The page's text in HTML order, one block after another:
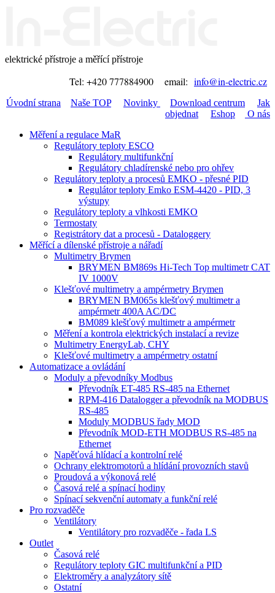
elektrické přístroje a měřící přístroje
Tel: +420 777884900 email: info@in-electric.cz
Úvodní strana Naše TOP Novinky Download centrum
Jak
objednat
Eshop
O nás
Měření a regulace MaR
Regulátory teploty ESCO
Regulátory multifunkční
Regulátory chladírenské nebo pro ohřev
Regulátory teploty a procesů EMKO - přesné PID
Regulátor teploty Emko ESM-4420 - PID, 3
výstupy
Regulátory teploty a vlhkosti EMKO
Termostaty
Registrátory dat a procesů - Dataloggery
Měřící a dílenské přístroje a nářadí
Multimetry Brymen
BRYMEN BM869s Hi-Tech Top multimetr CAT
IV 1000V
Klešťové multimetry a ampérmetry Brymen
BRYMEN BM065s klešťový multimetr a
ampérmetr 400A AC/DC
BM089 klešťový multimetr a ampérmetr
Měření a kontrola elektrických instalací a revize
Multimetry EnergyLab, CHY
Klešťové multimetry a ampérmetry ostatní
Automatizace a ovládání
Moduly a převodníky Modbus
Převodník ET-485 RS-485 na Ethernet
RPM-416 Datalogger a převodník na MODBUS
RS-485
Moduly MODBUS řady MOD
Převodník MOD-ETH MODBUS RS-485 na
Ethernet
Napěťová hlídací a kontrolní relé
Ochrany elektromotorů a hlídání provozních stavů
Proudová a výkonová relé
Časová relé a spínací hodiny
Spínací sekvenční automaty a funkční relé
Pro rozvaděče
Ventilátory
Ventilátory pro rozvaděče - řada LS
Outlet
Časová relé
Regulátory teploty GIC multifunkční a PID
Elektroměry a analyzátory sítě
Ostatní